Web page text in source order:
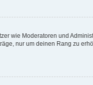
wie Moderatoren und
nur um deinen Rang zu